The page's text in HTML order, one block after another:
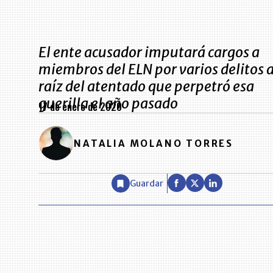
El ente acusador imputará cargos a
miembros del ELN por varios delitos
raíz del atentado que perpetró esa
guerilla el año pasado
17 de enero de 2020
NATALIA MOLANO TORRES
Guardar